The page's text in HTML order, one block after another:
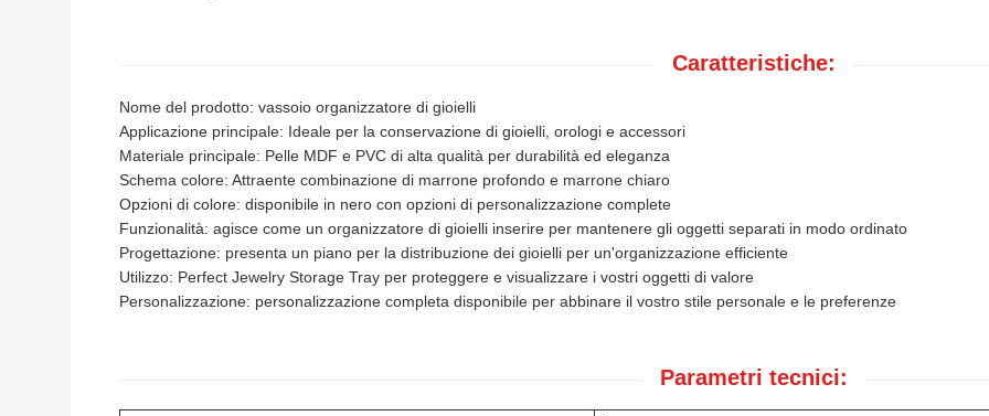
Caratteristiche:
Nome del prodotto: vassoio organizzatore di gioielli
Applicazione principale: Ideale per la conservazione di gioielli, orologi e accessori
Materiale principale: Pelle MDF e PVC di alta qualità per durabilità ed eleganza
Schema colore: Attraente combinazione di marrone profondo e marrone chiaro
Opzioni di colore: disponibile in nero con opzioni di personalizzazione complete
Funzionalità: agisce come un organizzatore di gioielli inserire per mantenere gli oggetti separati in modo ordinato
Progettazione: presenta un piano per la distribuzione dei gioielli per un'organizzazione efficiente
Utilizzo: Perfect Jewelry Storage Tray per proteggere e visualizzare i vostri oggetti di valore
Personalizzazione: personalizzazione completa disponibile per abbinare il vostro stile personale e le preferenze
Parametri tecnici: